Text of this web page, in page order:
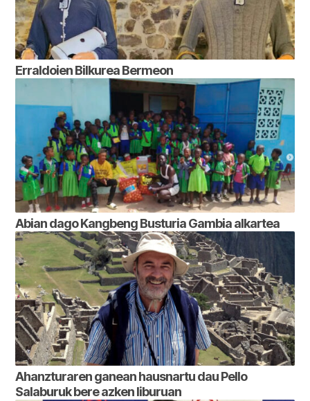
Erraldoien Bilkurea Bermeon
Abian dago Kangbeng Busturia Gambia alkartea
Ahanzturaren ganean hausnartu dau Pello
Salaburuk bere azken liburuan